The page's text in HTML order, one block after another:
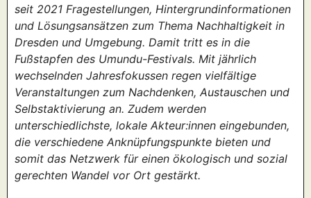
seit 2021 Fragestellungen, Hintergrundinformationen
und Lösungsansätzen zum Thema Nachhaltigkeit in
Dresden und Umgebung. Damit tritt es in die
Fußstapfen des Umundu-Festivals. Mit jährlich
wechselnden Jahresfokussen regen vielfältige
Veranstaltungen zum Nachdenken, Austauschen und
Selbstaktivierung an. Zudem werden
unterschiedlichste, lokale Akteur:innen eingebunden,
die verschiedene Anknüpfungspunkte bieten und
somit das Netzwerk für einen ökologisch und sozial
gerechten Wandel vor Ort gestärkt.